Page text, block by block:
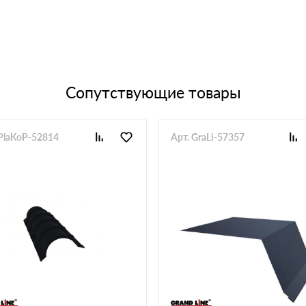
Сопутствующие товары
52814 Арт. GraLi-57357